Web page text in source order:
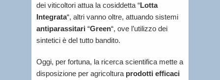
dei viticoltori attua la cosiddetta “Lotta
Integrata“, altri vanno oltre, attuando sistemi
antiparassitari “Green“, ove l’utilizzo dei
sintetici è del tutto bandito.
Oggi, per fortuna, la ricerca scientifica mette a
disposizione per agricoltura prodotti efficaci